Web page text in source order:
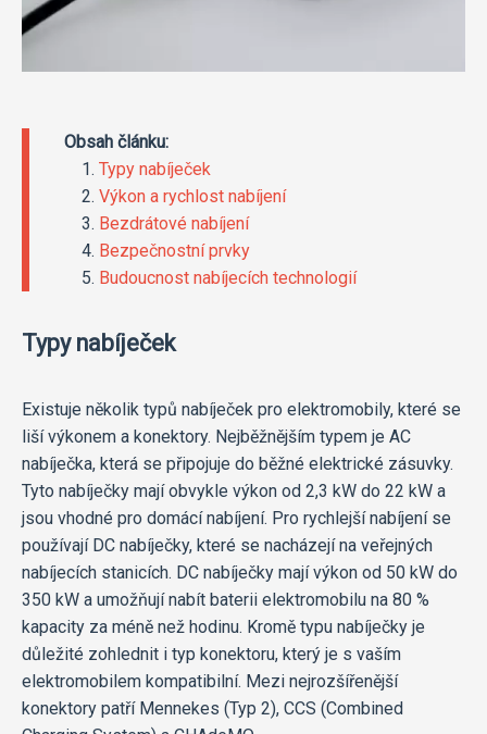
Obsah článku:
Typy nabíječek
Výkon a rychlost nabíjení
Bezdrátové nabíjení
Bezpečnostní prvky
Budoucnost nabíjecích technologií
Typy nabíječek
Existuje několik typů nabíječek pro elektromobily, které se
liší výkonem a konektory. Nejběžnějším typem je AC
nabíječka, která se připojuje do běžné elektrické zásuvky.
Tyto nabíječky mají obvykle výkon od 2,3 kW do 22 kW a
jsou vhodné pro domácí nabíjení. Pro rychlejší nabíjení se
používají DC nabíječky, které se nacházejí na veřejných
nabíjecích stanicích. DC nabíječky mají výkon od 50 kW do
350 kW a umožňují nabít baterii elektromobilu na 80 %
kapacity za méně než hodinu. Kromě typu nabíječky je
důležité zohlednit i typ konektoru, který je s vaším
elektromobilem kompatibilní. Mezi nejrozšířenější
konektory patří Mennekes (Typ 2), CCS (Combined